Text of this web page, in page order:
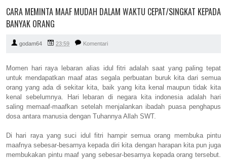
CARA MEMINTA MAAF MUDAH DALAM WAKTU CEPAT/SINGKAT KEPADA
BANYAK ORANG
godam64 23:59 Komentari
Momen hari raya lebaran alias idul fitri adalah saat yang paling tepat
untuk mendapatkan maaf atas segala perbuatan buruk kita dari semua
orang yang ada di sekitar kita, baik yang kita kenal maupun tidak kita
kenal sebelumnya. Hari lebaran di negara kita indonesia adalah hari
saling memaaf-maafkan setelah menjalankan ibadah puasa penghapus
dosa antara manusia dengan Tuhannya Allah SWT.
Di hari raya yang suci idul fitri hampir semua orang membuka pintu
maafnya sebesar-besarnya kepada diri kita dengan harapan kita pun juga
membukakan pintu maaf yang sebesar-besarnya kepada orang tersebut.